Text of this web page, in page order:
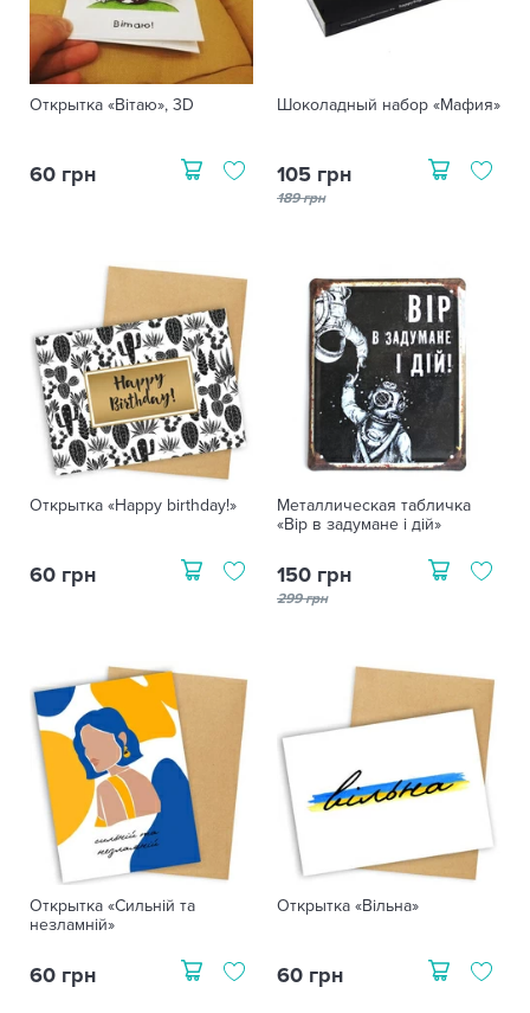
Открытка «Вітаю», 3D
60 грн
Шоколадный набор «Мафия»
105 грн
189 грн
Открытка «Happy birthday!»
60 грн
Металлическая табличка
«Вір в задумане і дій»
150 грн
299 грн
Открытка «Сильній та
незламній»
60 грн
Открытка «Вільна»
60 грн